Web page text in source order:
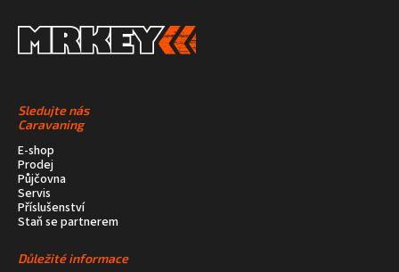
Sledujte nás
Caravaning
E-shop
Prodej
Půjčovna
Servis
Příslušenství
Staň se partnerem
Důležité informace